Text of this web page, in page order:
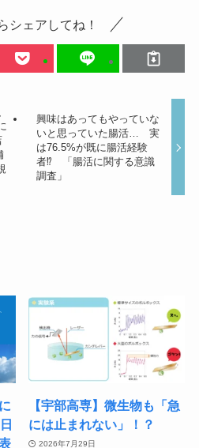
シェアしてね！
興味はあってもやっていな
いと思っていた腸活… 実
は76.5%が既に腸活経験
者⁉ 「腸活に関する意識
調査」
【宇部高専】微生物も「急
には止まれない」！？
2026年7月29日